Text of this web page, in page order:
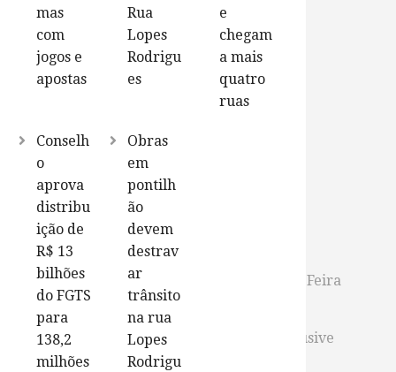
Km 409 da BR-116, trecho do município de Feira
O local tem um alto fluxo de veículos, inclusive
mas
com
jogos e
apostas
Rua
Lopes
Rodrigu
es
e
chegam
a mais
quatro
ruas
Conselh
o
aprova
distribu
ição de
R$ 13
bilhões
do FGTS
para
138,2
milhões
Obras
em
pontilh
ão
devem
destrav
ar
trânsito
na rua
Lopes
Rodrigu